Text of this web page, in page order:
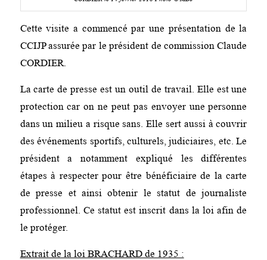
Cette visite a commencé par une présentation de la
CCIJP assurée par le président de commission Claude
CORDIER.
La carte de presse est un outil de travail. Elle est une
protection car on ne peut pas envoyer une personne
dans un milieu a risque sans. Elle sert aussi à couvrir
des événements sportifs, culturels, judiciaires, etc. Le
président a notamment expliqué les différentes
étapes à respecter pour être bénéficiaire de la carte
de presse et ainsi obtenir le statut de journaliste
professionnel. Ce statut est inscrit dans la loi afin de
le protéger.
Extrait de la loi BRACHARD de 1935 :